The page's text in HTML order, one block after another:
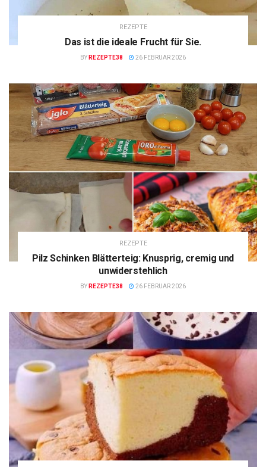
REZEPTE
Das ist die ideale Frucht für Sie.
BY REZEPTE38 26 FEBRUAR 2026
REZEPTE
Pilz Schinken Blätterteig: Knusprig, cremig und
unwiderstehlich
BY REZEPTE38 26 FEBRUAR 2026